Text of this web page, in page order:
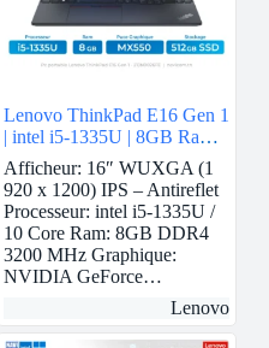
Lenovo ThinkPad E16 Gen 1
| intel i5-1335U | 8GB Ram |
Nvidia MX550 | 512GB
SSD
Afficheur: 16″ WUXGA (1
920 x 1200) IPS – Antireflet
Processeur: intel i5-1335U /
10 Core Ram: 8GB DDR4
3200 MHz Graphique:
NVIDIA GeForce…
Lenovo